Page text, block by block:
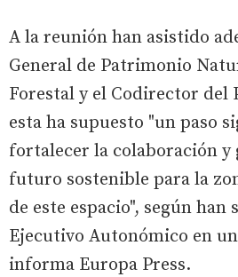
A la reunión han asistido
General de Patrimonio
Forestal y el Codirector del
esta ha supuesto "un paso
fortalecer la colaboración
futuro sostenible para la
de este espacio", según han
Ejecutivo Autonómico en
informa Europa Press.